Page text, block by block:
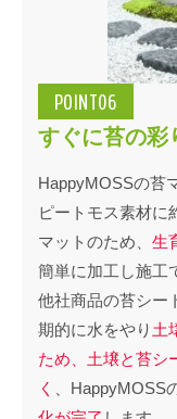
POINT06
すぐに苔の彩
HappyMOSSの苔
ピートモス素材に
マットのため、 生
簡単に加工し施工
他社商品の苔シー
期的に水をやり 土
ため、土壌と苔シ
く
、HappyMOSS